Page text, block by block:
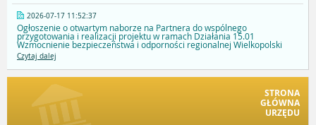
2026-07-17 11:52:37
Ogłoszenie o otwartym naborze na Partnera do wspólnego
przygotowania i realizacji projektu w ramach Działania 15.01
Wzmocnienie bezpieczeństwa i odporności regionalnej Wielkopolski
Czytaj dalej
STRONA
GŁÓWNA
URZĘDU